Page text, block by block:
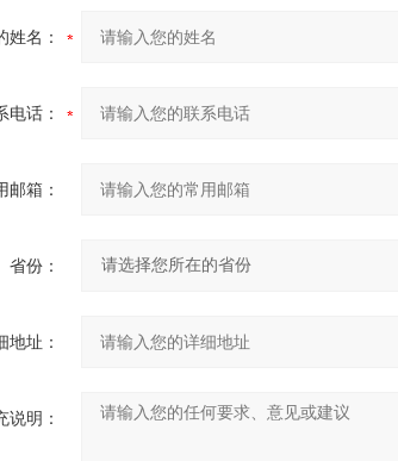
姓名：
电话：
邮箱：
省份：
地址：
说明：